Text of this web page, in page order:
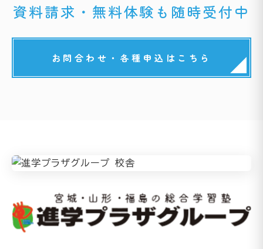
資料請求・無料体験も随時受付中
お問合わせ・各種申込はこちら